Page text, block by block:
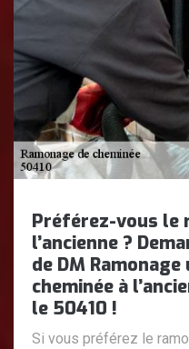
Préférez-vous le
l’ancienne ?
de DM
cheminée à
le 50410 !
Si vous préférez le